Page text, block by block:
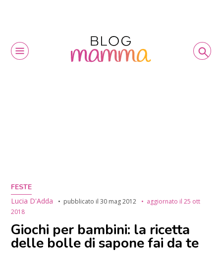
FESTE
Lucia D'Adda
pubblicato il30 mag 2012 aggiornato il25 ott
2018
Giochi per bambini: la ricetta
delle bolle di sapone fai da te